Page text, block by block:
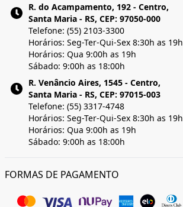
R. do Acampamento, 192 - Centro,
Santa Maria - RS, CEP: 97050-000
Telefone: (55) 2103-3300
Horários: Seg-Ter-Qui-Sex 8:30h as 19h
Horários: Qua 9:00h as 19h
Sábado: 9:00h as 18:00h
R. Venâncio Aires, 1545 - Centro,
Santa Maria - RS, CEP: 97015-003
Telefone: (55) 3317-4748
Horários: Seg-Ter-Qui-Sex 8:30h as 19h
Horários: Qua 9:00h as 19h
Sábado: 9:00h as 18:00h
FORMAS DE PAGAMENTO